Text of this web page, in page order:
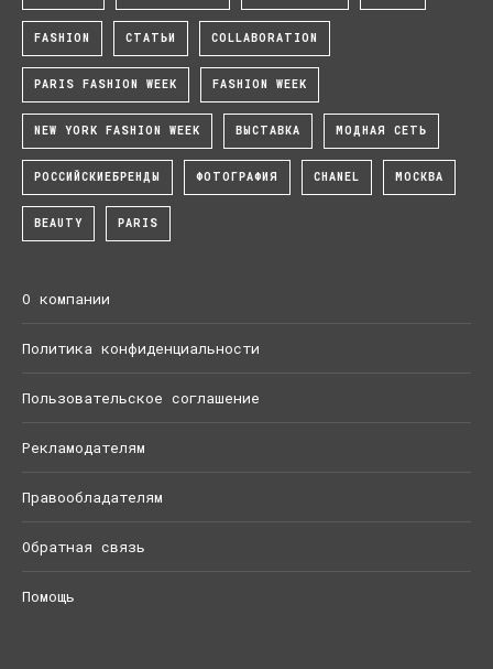
FASHION СТАТЬИ COLLABORATION
PARIS FASHION WEEK FASHION WEEK
NEW YORK FASHION WEEK ВЫСТАВКА МОДНАЯ СЕТЬ
РОССИЙСКИЕБРЕНДЫ ФОТОГРАФИЯ CHANEL МОСКВА
BEAUTY PARIS
О компании
Политика конфиденциальности
Пользовательское соглашение
Рекламодателям
Правообладателям
Обратная связь
Помощь